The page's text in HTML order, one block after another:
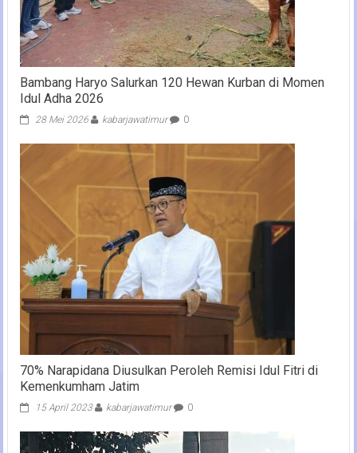
Bambang Haryo Salurkan 120 Hewan Kurban di Momen
Idul Adha 2026
28 Mei 2026 kabarjawatimur 0
70% Narapidana Diusulkan Peroleh Remisi Idul Fitri di
Kemenkumham Jatim
15 April 2023 kabarjawatimur 0